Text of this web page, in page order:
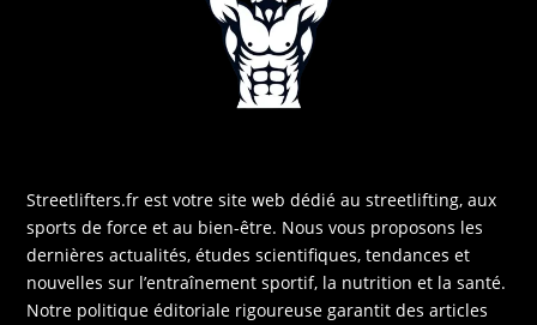
Streetlifters.fr est votre site web dédié au streetlifting, aux
sports de force et au bien-être. Nous vous proposons les
dernières actualités, études scientifiques, tendances et
nouvelles sur l’entraînement sportif, la nutrition et la santé.
Notre politique éditoriale rigoureuse garantit des articles